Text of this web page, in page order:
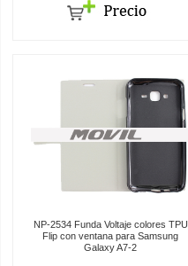
NP-2534 Funda Voltaje colores TPU
Flip con ventana para Samsung
Galaxy A7-2